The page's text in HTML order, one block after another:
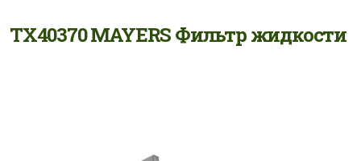
TX40370 MAYERS Фильтр жидкости